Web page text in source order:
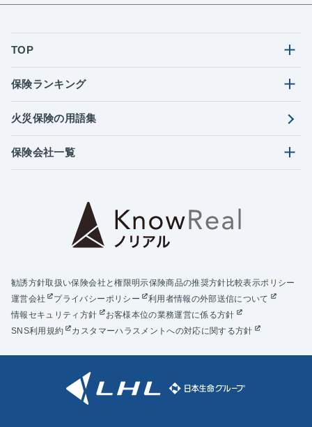
TOP
保険ランキング
火災保険の用語集
保険会社一覧
勧誘方針取扱い保険会社と権限明示保険商品の推奨方針比較表示ポリシー
運営会社
プライバシーポリシー
利用者情報の外部送信について
情報セキュリティ方針
お客様本位の業務運営に係る方針
SNS利用規約
カスタマーハラスメントへの対応に関する方針